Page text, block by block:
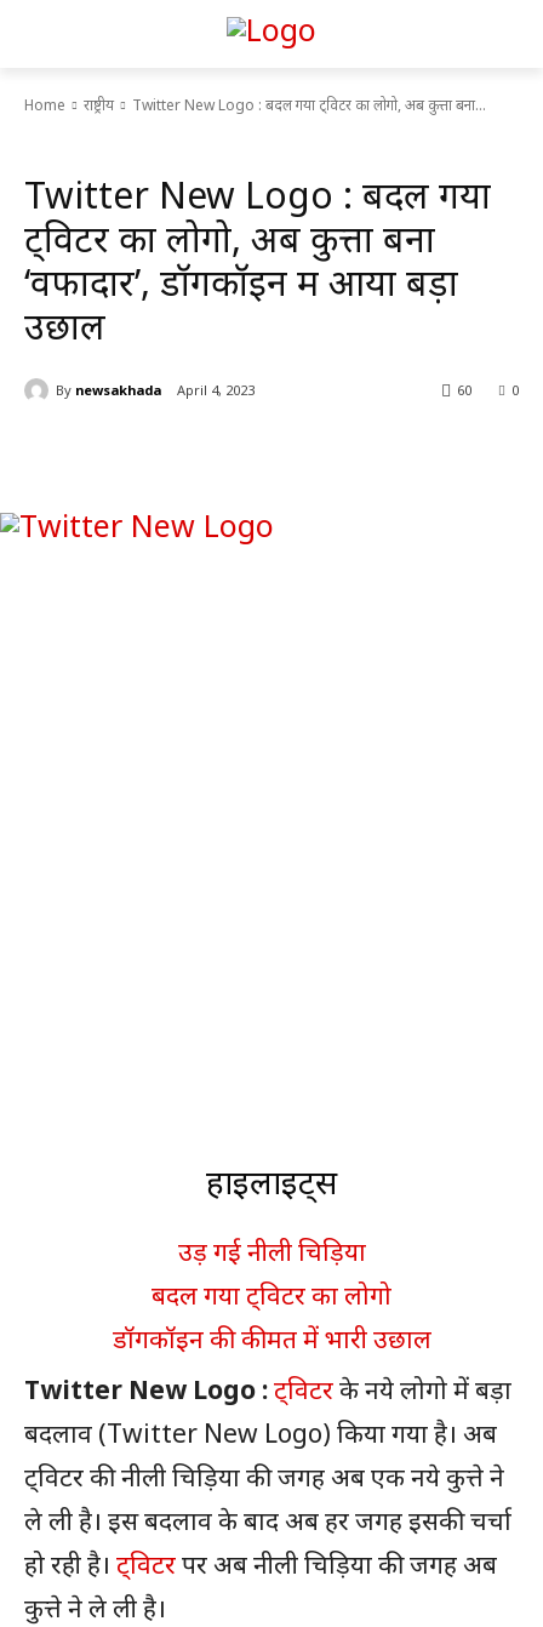
Home राष्ट्रीय Twitter New Logo : बदल गया ट्विटर का लोगो, अब कुत्ता बना...
Twitter New Logo : बदल गया
ट्विटर का लोगो, अब कुत्ता बना
‘वफादार’, डॉगकॉइन में आया बड़ा
उछाल
By newsakhada April 4, 2023 0
60
हाइलाइट्स
उड़ गई नीली चिड़िया
बदल गया ट्विटर का लोगो
डॉगकॉइन की कीमत में भारी उछाल
Twitter New Logo :ट्विटरके नये लोगो में बड़ा
बदलाव (Twitter New Logo) किया गया है। अब
ट्विटर की नीली चिड़िया की जगह अब एक नये कुत्ते ने
ले ली है। इस बदलाव के बाद अब हर जगह इसकी चर्चा
हो रही है। ट्विटरपर अब नीली चिड़िया की जगह अब
कुत्ते ने ले ली है।